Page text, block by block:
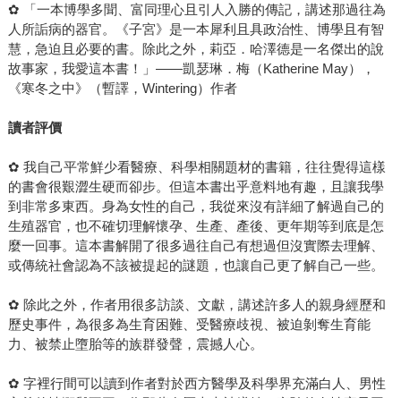
✿ 「一本博學多聞、富同理心且引人入勝的傳記，講述那過往為
人所詬病的器官。《子宮》是一本犀利且具政治性、博學且有智
慧，急迫且必要的書。除此之外，莉亞．哈澤德是一名傑出的說
故事家，我愛這本書！」——凱瑟琳．梅（Katherine May），
《寒冬之中》（暫譯，Wintering）作者
讀者評價
✿ 我自己平常鮮少看醫療、科學相關題材的書籍，往往覺得這樣
的書會很艱澀生硬而卻步。但這本書出乎意料地有趣，且讓我學
到非常多東西。身為女性的自己，我從來沒有詳細了解過自己的
生殖器官，也不確切理解懷孕、生產、產後、更年期等到底是怎
麼一回事。這本書解開了很多過往自己有想過但沒實際去理解、
或傳統社會認為不該被提起的謎題，也讓自己更了解自己一些。
✿ 除此之外，作者用很多訪談、文獻，講述許多人的親身經歷和
歷史事件，為很多為生育困難、受醫療歧視、被迫剝奪生育能
力、被禁止墮胎等的族群發聲，震撼人心。
✿ 字裡行間可以讀到作者對於西方醫學及科學界充滿白人、男性